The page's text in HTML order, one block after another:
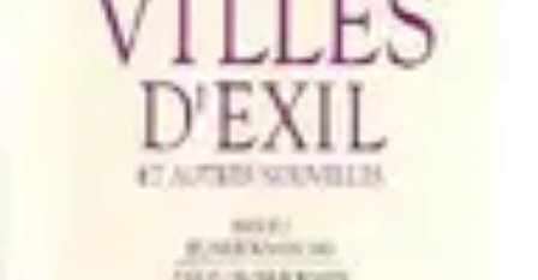
Villes du Monde
villes du mondeDécouverte Transport Urbain
Guides de
Comparatifs
Villes du Monde